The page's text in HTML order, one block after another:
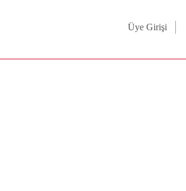
Üye Girişi